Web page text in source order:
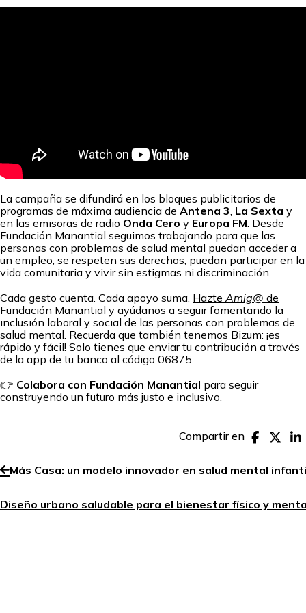
La campaña se difundirá en los bloques publicitarios de
programas de máxima audiencia de Antena 3 La Sexta y
en las emisoras de radio Onda Cero y Europa FM . Desde
Fundación Manantial seguimos trabajando para que las
personas con problemas de salud mental puedan acceder a
un empleo, se respeten sus derechos, puedan participar en la
vida comunitaria y vivir sin estigmas ni discriminación.
Cada gesto cuenta. Cada apoyo suma. HazteAmig@ de
Fundación Manantial y ayúdanos a seguir fomentando la
inclusión laboral y social de las personas con problemas de
salud mental. Recuerda que también tenemos Bizum: ¡es
rápido y fácil! Solo tienes que enviar tu contribución a través
de la app de tu banco al código 06875.
👉 Colabora con Fundación Manantial para seguir
construyendo un futuro más justo e inclusivo.
Compartir en
Más Casa: un modelo innovador en salud mental
Diseño urbano saludable para el bienestar físico y